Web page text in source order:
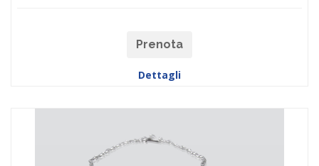
Prenota
Dettagli